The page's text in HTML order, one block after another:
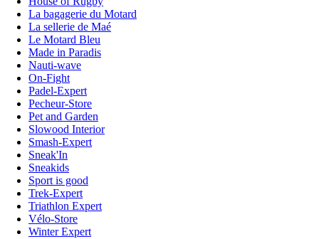
La bagagerie du Motard
La sellerie de Maé
Le Motard Bleu
Made in Paradis
Nauti-wave
On-Fight
Padel-Expert
Pecheur-Store
Pet and Garden
Slowood Interior
Smash-Expert
Sneak'In
Sneakids
Sport is good
Trek-Expert
Triathlon Expert
Vélo-Store
Winter Expert